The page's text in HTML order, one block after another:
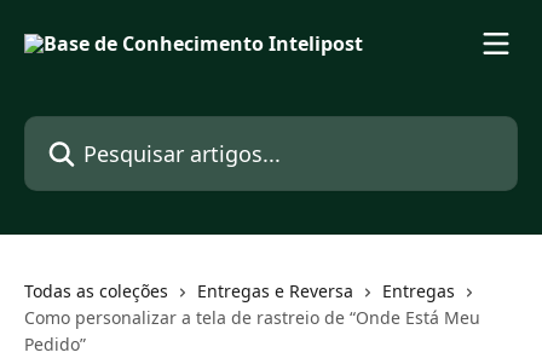
Pesquisar artigos...
Todas as coleções Entregas e Reversa
Entregas
Como personalizar a tela de rastreio de “Onde Está Meu
Pedido”